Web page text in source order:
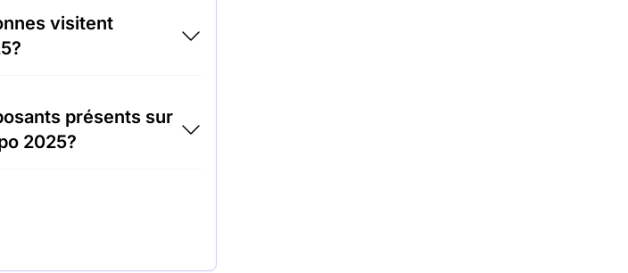
Las Vegas - LVCC,
visitent
présents sur
2025?